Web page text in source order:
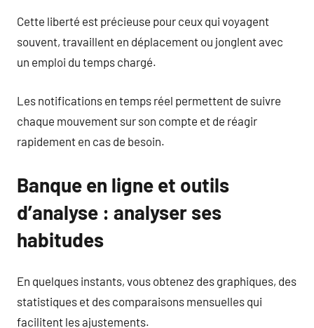
Cette liberté est précieuse pour ceux qui voyagent
souvent, travaillent en déplacement ou jonglent avec
un emploi du temps chargé.
Les notifications en temps réel permettent de suivre
chaque mouvement sur son compte et de réagir
rapidement en cas de besoin.
Banque en ligne et outils
d’analyse : analyser ses
habitudes
En quelques instants, vous obtenez des graphiques, des
statistiques et des comparaisons mensuelles qui
facilitent les ajustements.